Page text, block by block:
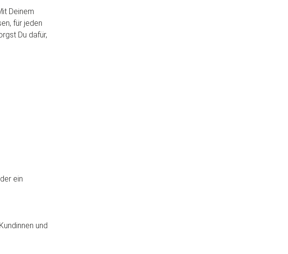
Deinem
für jeden
Du dafür,
ein
und